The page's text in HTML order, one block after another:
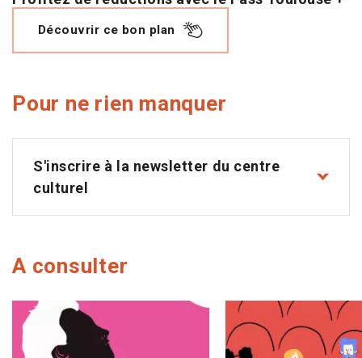
Découvrir ce bon plan
Pour ne rien manquer
S'inscrire à la newsletter du centre
culturel
A consulter